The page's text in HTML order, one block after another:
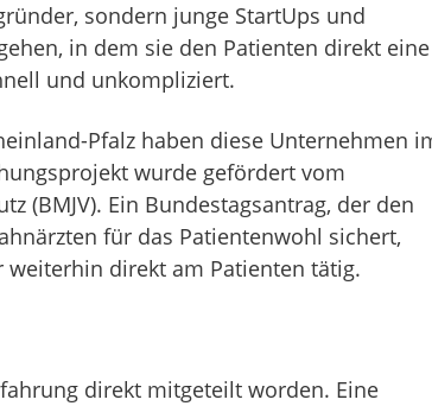
sondern junge StartUps und
in dem sie den Patienten direkt eine
und unkompliziert.
Pfalz haben diese Unternehmen
wurde gefördert vom
(BMJV). Ein Bundestagsantrag, der den
für das Patientenwohl sichert,
direkt am Patienten tätig.
direkt mitgeteilt worden. Eine